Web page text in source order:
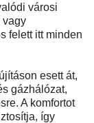
városi
vagy
felett itt minden
esett át,
gázhálózat,
A komfortot
így